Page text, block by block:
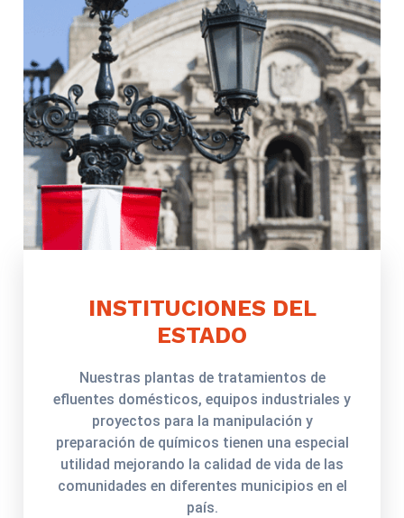
INSTITUCIONES DEL
ESTADO
Nuestras plantas de tratamientos de
efluentes domésticos, equipos industriales y
proyectos para la manipulación y
preparación de químicos tienen una especial
utilidad mejorando la calidad de vida de las
comunidades en diferentes municipios en el
país.